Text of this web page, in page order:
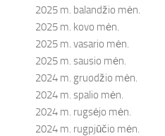
2025 m. balandžio mėn.
2025 m. kovo mėn.
2025 m. vasario mėn.
2025 m. sausio mėn.
2024 m. gruodžio mėn.
2024 m. spalio mėn.
2024 m. rugsėjo mėn.
2024 m. rugpjūčio mėn.